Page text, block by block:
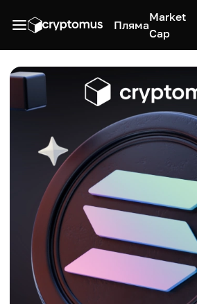
Пляма
Market
Cap